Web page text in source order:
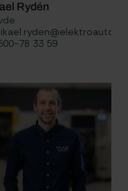
Rydén
78 33 59